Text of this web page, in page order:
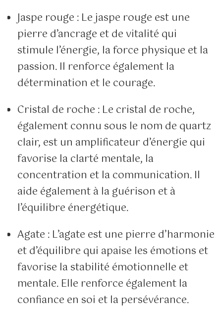
Jaspe rouge : Le jaspe rouge est une
pierre d’ancrage et de vitalité qui
stimule l’énergie, la force physique et la
passion. Il renforce également la
détermination et le courage.
Cristal de roche : Le cristal de roche,
également connu sous le nom de quartz
clair, est un amplificateur d’énergie qui
favorise la clarté mentale, la
concentration et la communication. Il
aide également à la guérison et à
l’équilibre énergétique.
Agate : L’agate est une pierre d’harmonie
et d’équilibre qui apaise les émotions et
favorise la stabilité émotionnelle et
mentale. Elle renforce également la
confiance en soi et la persévérance.